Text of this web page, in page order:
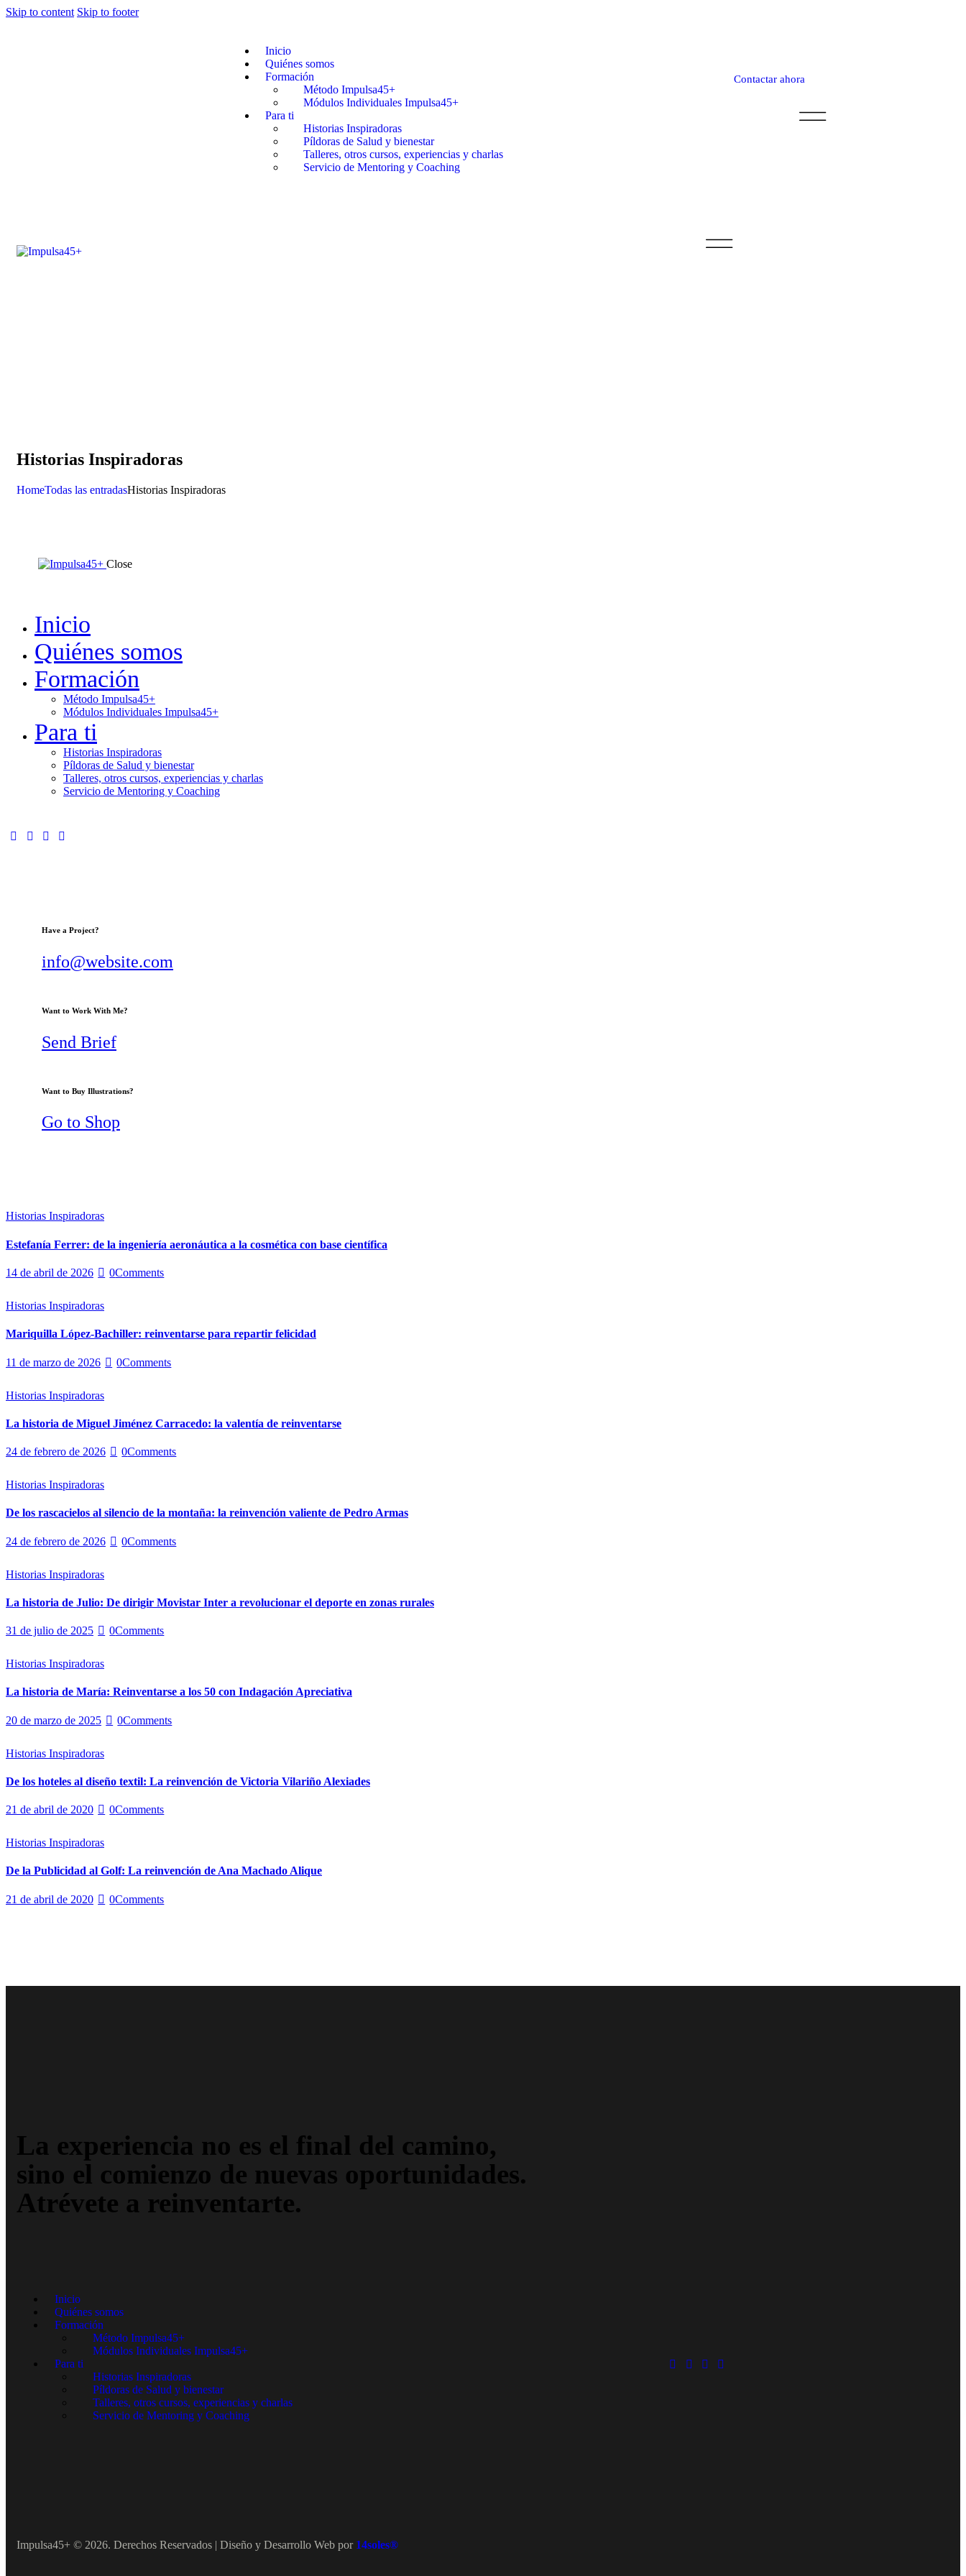
Skip to content Skip to footer
Inicio
Quiénes somos
Formación
Método Impulsa45+
Módulos Individuales Impulsa45+
Para ti
Historias Inspiradoras
Píldoras de Salud y bienestar
Talleres, otros cursos, experiencias y charlas
Servicio de Mentoring y Coaching
Contactar ahora
Historias Inspiradoras
HomeTodas las entradasHistorias Inspiradoras
Close
Inicio
Quiénes somos
Formación
Método Impulsa45+
Módulos Individuales Impulsa45+
Para ti
Historias Inspiradoras
Píldoras de Salud y bienestar
Talleres, otros cursos, experiencias y charlas
Servicio de Mentoring y Coaching
Have a Project?
info@website.com
Want to Work With Me?
Send Brief
Want to Buy Illustrations?
Go to Shop
Historias Inspiradoras
Estefanía Ferrer: de la ingeniería aeronáutica a la cosmética con base científica
14 de abril de 2026 0Comments
Historias Inspiradoras
Mariquilla López-Bachiller: reinventarse para repartir felicidad
11 de marzo de 2026 0Comments
Historias Inspiradoras
La historia de Miguel Jiménez Carracedo: la valentía de reinventarse
24 de febrero de 2026 0Comments
Historias Inspiradoras
De los rascacielos al silencio de la montaña: la reinvención valiente de Pedro Armas
24 de febrero de 2026 0Comments
Historias Inspiradoras
La historia de Julio: De dirigir Movistar Inter a revolucionar el deporte en zonas rurales
31 de julio de 2025 0Comments
Historias Inspiradoras
La historia de María: Reinventarse a los 50 con Indagación Apreciativa
20 de marzo de 2025 0Comments
Historias Inspiradoras
De los hoteles al diseño textil: La reinvención de Victoria Vilariño Alexiades
21 de abril de 2020 0Comments
Historias Inspiradoras
De la Publicidad al Golf: La reinvención de Ana Machado Alique
21 de abril de 2020 0Comments
La experiencia no es el final del camino,
sino el comienzo de nuevas oportunidades.
Atrévete a reinventarte.
Inicio
Quiénes somos
Formación
Método Impulsa45+
Módulos Individuales Impulsa45+
Para ti
Historias Inspiradoras
Píldoras de Salud y bienestar
Talleres, otros cursos, experiencias y charlas
Servicio de Mentoring y Coaching
Impulsa45+ © 2026. Derechos Reservados | Diseño y Desarrollo Web por 14soles®